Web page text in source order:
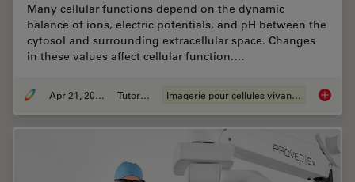
Many cellular functions depend on the dynamic
balance of ions, electric potentials, and pH between the
cytosol and surrounding extracellular space. Changes
in these values affect cellular function.…
Apr 21, 2026 Tutoriel Imagerie pour cellules vivantes